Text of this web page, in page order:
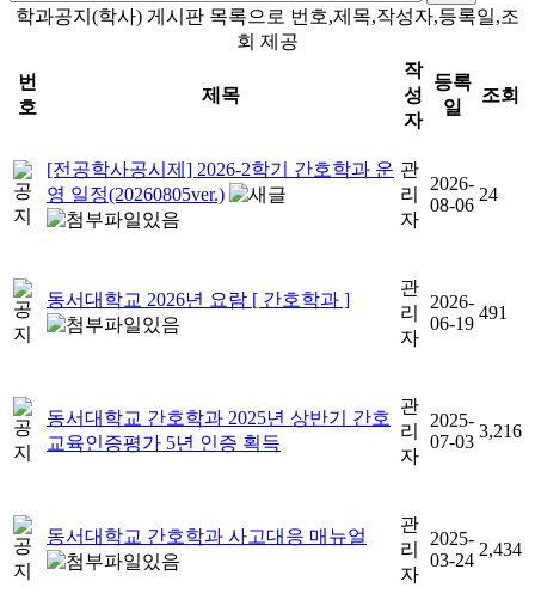
학과공지(학사) 게시판 목록으로 번호,제목,작성자,등록일,조
회 제공
번
호
제목
작
성
자
등록
일
조회
[전공학사공시제] 2026-2학기 간호학과 운
영 일정(20260805ver.)
관
리
자
2026-
08-06
24
동서대학교 2026년 요람 [ 간호학과 ]
관
리
자
2026-
06-19
491
동서대학교 간호학과 2025년 상반기 간호
교육인증평가 5년 인증 획득
관
리
자
2025-
07-03
3,216
동서대학교 간호학과 사고대응 매뉴얼
관
리
자
2025-
03-24
2,434